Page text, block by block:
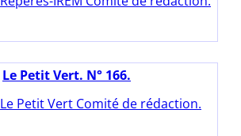
Le Petit Vert. N° 166.
Le Petit Vert Comité de rédaction.